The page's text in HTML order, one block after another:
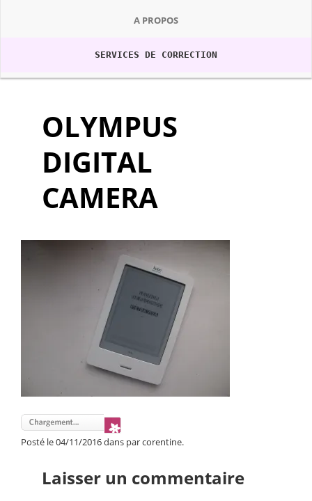
A PROPOS
SERVICES DE CORRECTION
OLYMPUS
DIGITAL
CAMERA
Posté le 04/11/2016 dans par corentine.
Laisser un commentaire